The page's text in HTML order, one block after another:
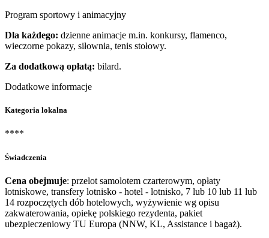
Program sportowy i animacyjny
Dla każdego: dzienne animacje m.in. konkursy, flamenco,
wieczorne pokazy, siłownia, tenis stołowy.
Za dodatkową opłatą: bilard.
Dodatkowe informacje
Kategoria lokalna
****
Świadczenia
Cena obejmuje: przelot samolotem czarterowym, opłaty
lotniskowe, transfery lotnisko - hotel - lotnisko, 7 lub 10 lub 11 lub
14 rozpoczętych dób hotelowych, wyżywienie wg opisu
zakwaterowania, opiekę polskiego rezydenta, pakiet
ubezpieczeniowy TU Europa (NNW, KL, Assistance i bagaż).